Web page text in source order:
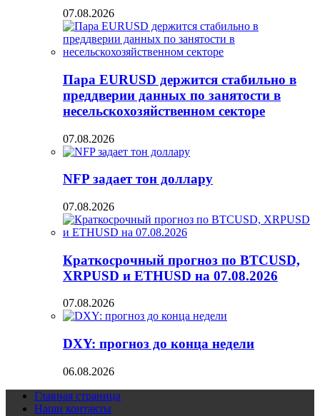
07.08.2026
Пара EURUSD держится стабильно в
преддверии данных по занятости в
несельскохозяйственном секторе
07.08.2026
NFP задает тон доллару
07.08.2026
Краткосрочный прогноз по BTCUSD,
XRPUSD и ETHUSD на 07.08.2026
07.08.2026
DXY: прогноз до конца недели
06.08.2026
Главная страница
Наши контакты